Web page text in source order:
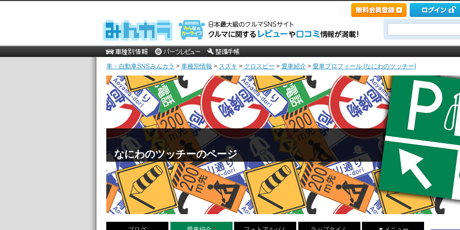
車・自動車SNSみんカラ > 車種別情報 > スズキ > クロスビー > 愛車紹介 > 愛車プロフィール [なにわのツッチー]
なにわのツッチーのページ